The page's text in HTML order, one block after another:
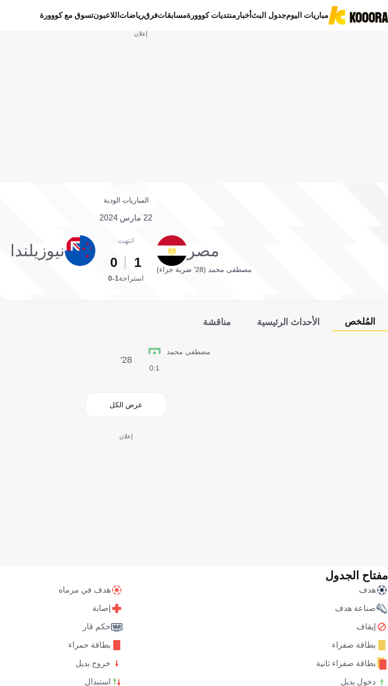
مباريات اليومجدول البثأخبار منتديات كووورةمسابقاتفرقرياضات اللاعبونتسوق مع كووورة
إعلان
المباريات الودية
22 مارس 2024
مصر
مصطفى محمد (28' ضربة جزاء)
انتهت
1
0
نيوزيلندا
استراحة1-0
المُلخص الأحداث الرئيسية مناقشة
1:0
مصطفى محمد
28'
عرض الكل
إعلان
مفتاح الجدول
هدف هدف في مرماه
صناعة هدف إصابة
إيقاف حكم ڤار
بطاقة صفراء بطاقة حمراء
بطاقة صفراء ثانية خروج بديل
دخول بديل استبدال